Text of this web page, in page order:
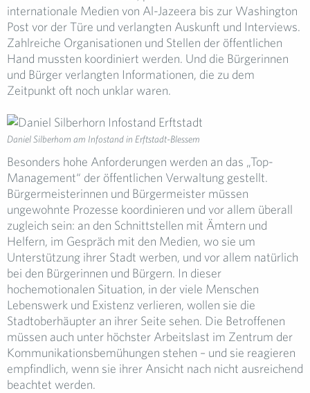
internationale Medien von Al-Jazeera bis zur Washington
Post vor der Türe und verlangten Auskunft und Interviews.
Zahlreiche Organisationen und Stellen der öffentlichen
Hand mussten koordiniert werden. Und die Bürgerinnen
und Bürger verlangten Informationen, die zu dem
Zeitpunkt oft noch unklar waren.
Daniel Silberhorn am Infostand in Erftstadt-Blessem
Besonders hohe Anforderungen werden an das „Top-
Management“ der öffentlichen Verwaltung gestellt.
Bürgermeisterinnen und Bürgermeister müssen
ungewohnte Prozesse koordinieren und vor allem überall
zugleich sein: an den Schnittstellen mit Ämtern und
Helfern, im Gespräch mit den Medien, wo sie um
Unterstützung ihrer Stadt werben, und vor allem natürlich
bei den Bürgerinnen und Bürgern. In dieser
hochemotionalen Situation, in der viele Menschen
Lebenswerk und Existenz verlieren, wollen sie die
Stadtoberhäupter an ihrer Seite sehen. Die Betroffenen
müssen auch unter höchster Arbeitslast im Zentrum der
Kommunikationsbemühungen stehen – und sie reagieren
empfindlich, wenn sie ihrer Ansicht nach nicht ausreichend
beachtet werden.